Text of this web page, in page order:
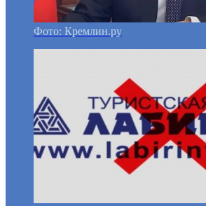
Фото: Кремлин.ру